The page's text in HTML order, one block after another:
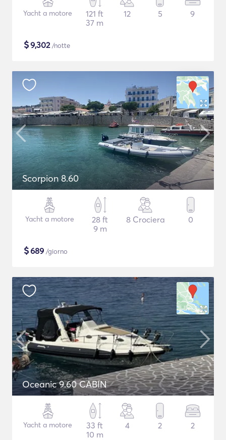
Yacht a motore
121 ft
37 m
12 5 9
$9,302/notte
Scorpion 8.60
Yacht a motore
28 ft
9 m
8 Crociera 0
$689 /giorno
Oceanic 9.60 CABIN
Yacht a motore
33 ft
10 m
4 2 2